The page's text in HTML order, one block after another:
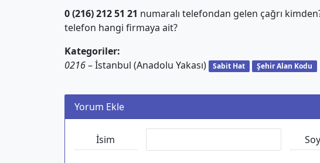
0 (216) 212 51 21 numaralı telefondan gelen çağrı
telefon hangi firmaya ait?
Kategoriler:
0216– İstanbul (Anadolu Yakası) Sabit Hat Şehir Alan Kodu
Yorum Ekle
İsim